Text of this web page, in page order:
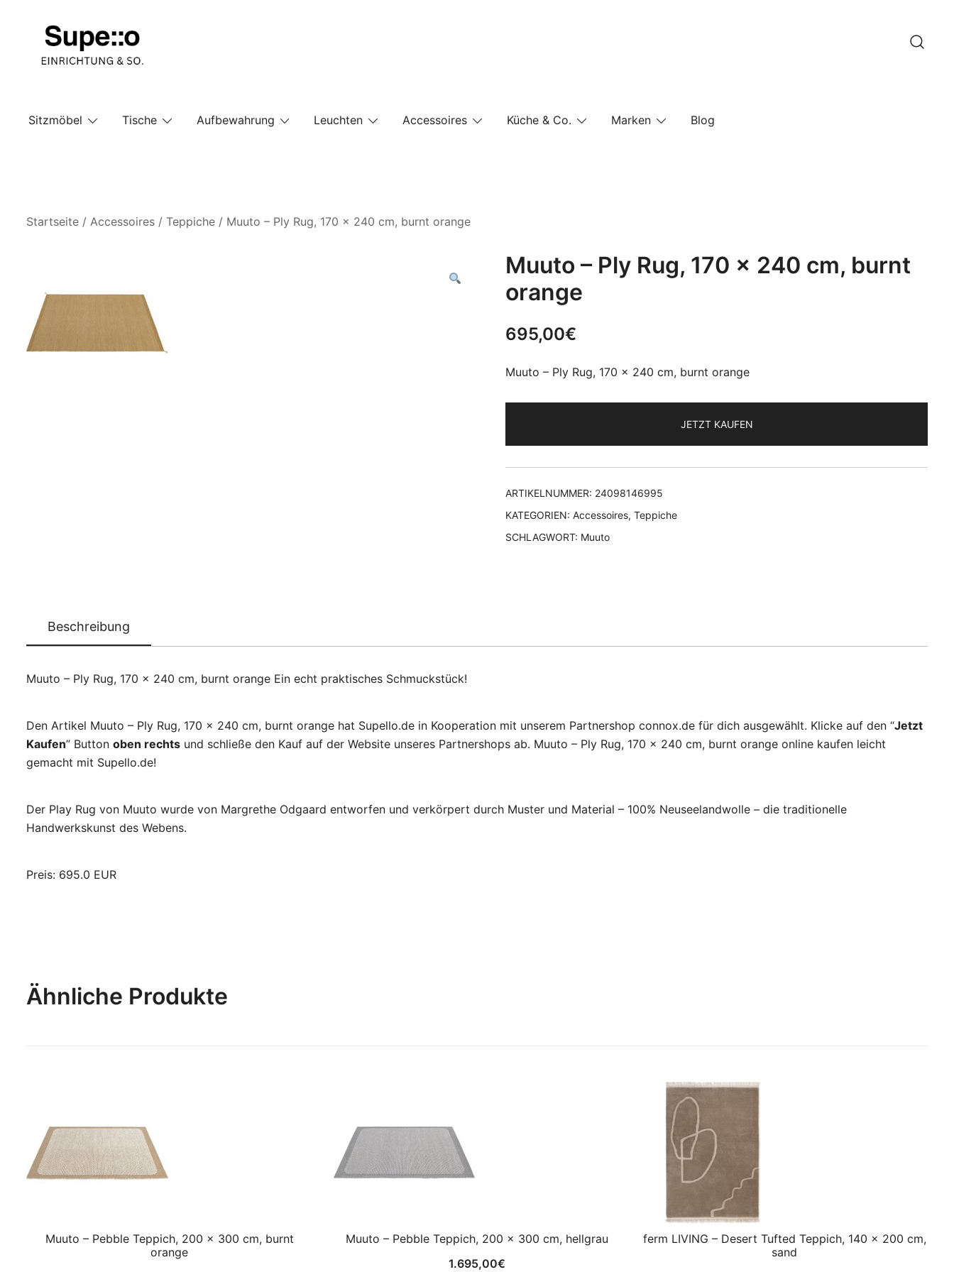
Sitzmöbel
Tische Aufbewahrung Leuchten Accessoires Küche & Co. Marken Blog
Startseite / Accessoires / Teppiche / Muuto – Ply Rug, 170 x 240 cm, burnt orange
Muuto – Ply Rug, 170 x 240 cm, burnt
orange
695,00€
Muuto – Ply Rug, 170 x 240 cm, burnt orange
JETZT KAUFEN
ARTIKELNUMMER: 24098146995
KATEGORIEN: Accessoires, Teppiche
SCHLAGWORT: Muuto
Beschreibung
Muuto – Ply Rug, 170 x 240 cm, burnt orange Ein echt praktisches Schmuckstück!
Den Artikel Muuto – Ply Rug, 170 x 240 cm, burnt orange hat Supello.de in Kooperation mit unserem Partnershop connox.de für dich ausgewählt. Klicke auf den “Jetzt
Kaufen” Button oben rechts und schließe den Kauf auf der Website unseres Partnershops ab. Muuto – Ply Rug, 170 x 240 cm, burnt orange online kaufen leicht
gemacht mit Supello.de!
Der Play Rug von Muuto wurde von Margrethe Odgaard entworfen und verkörpert durch Muster und Material – 100% Neuseelandwolle – die traditionelle
Handwerkskunst des Webens.
Preis: 695.0 EUR
Ähnliche Produkte
Muuto – Pebble Teppich, 200 x 300 cm, burnt
orange
Muuto – Pebble Teppich, 200 x 300 cm, hellgrau
1.695,00€
ferm LIVING – Desert Tufted Teppich, 140 x 200 cm,
sand